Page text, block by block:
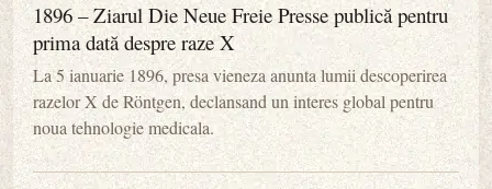
1896 – Ziarul Die Neue Freie Presse publică pentru
prima dată despre raze X
La 5 ianuarie 1896, presa vieneza anunta lumii descoperirea
razelor X de Röntgen, declansand un interes global pentru
noua tehnologie medicala.